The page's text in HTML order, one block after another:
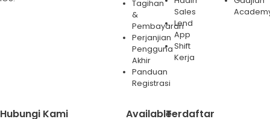
Tagihan
&
Pembayaran
Perjanjian
Pengguna
Akhir
Panduan
Registrasi
Sales
Lend
App
Shift
Kerja
Hubungi Kami
AvailableTerdaftar